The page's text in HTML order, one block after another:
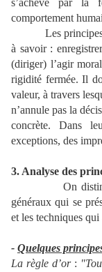
s’achève par la
comportement
Les
à savoir :
(diriger) l’agir
rigidité fermée. Il
valeur, à travers
n’annule pas la
concrète. Dans
exceptions, des
3. Analyse des
On
généraux qui se
et les techniques
- Quelques
La règle d’or: